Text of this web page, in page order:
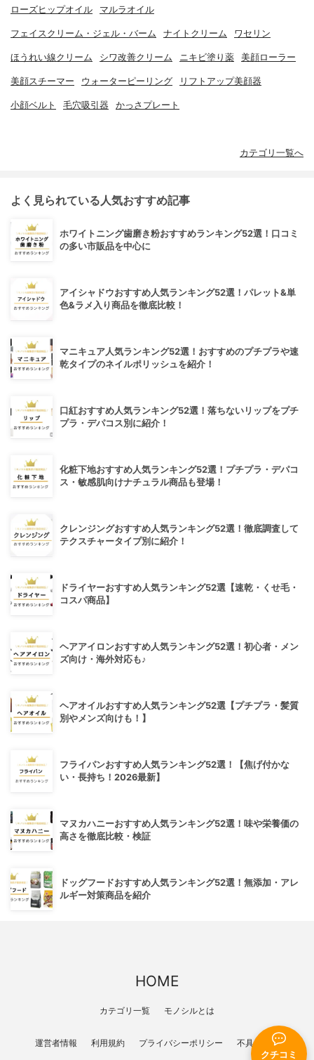
クチコミ
ローズヒップオイル マルラオイル
フェイスクリーム・ジェル・バーム ナイトクリーム ワセリン
ほうれい線クリーム シワ改善クリーム ニキビ塗り薬 美顔ローラー
美顔スチーマー ウォーターピーリング リフトアップ美顔器
小顔ベルト 毛穴吸引器 かっさプレート
カテゴリ一覧へ
よく見られている人気おすすめ記事
ホワイトニング歯磨き粉おすすめランキング52選！口コミ
の多い市販品を中心に
アイシャドウおすすめ人気ランキング52選！パレット&単
色&ラメ入り商品を徹底比較！
マニキュア人気ランキング52選！おすすめのプチプラや速
乾タイプのネイルポリッシュを紹介！
口紅おすすめ人気ランキング52選！落ちないリップをプチ
プラ・デパコス別に紹介！
化粧下地おすすめ人気ランキング52選！プチプラ・デパコ
ス・敏感肌向けナチュラル商品も登場！
クレンジングおすすめ人気ランキング52選！徹底調査して
テクスチャータイプ別に紹介！
ドライヤーおすすめ人気ランキング52選【速乾・くせ毛・
コスパ商品】
ヘアアイロンおすすめ人気ランキング52選！初心者・メン
ズ向け・海外対応も♪
ヘアオイルおすすめ人気ランキング52選【プチプラ・髪質
別やメンズ向けも！】
フライパンおすすめ人気ランキング52選！【焦げ付かな
い・長持ち！2026最新】
マヌカハニーおすすめ人気ランキング52選！味や栄養価の
高さを徹底比較・検証
ドッグフードおすすめ人気ランキング52選！無添加・アレ
ルギー対策商品を紹介
HOME
カテゴリ一覧 モノシルとは
運営者情報 利用規約 プライバシーポリシー 不具合報告